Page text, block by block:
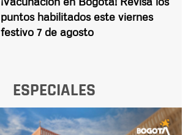
puntos habilitados este viernes
festivo 7 de agosto
ESPECIALES